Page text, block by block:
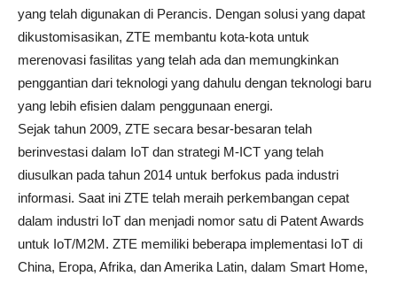
yang telah digunakan di Perancis. Dengan solusi yang dapat
dikustomisasikan, ZTE membantu kota-kota untuk
merenovasi fasilitas yang telah ada dan memungkinkan
penggantian dari teknologi yang dahulu dengan teknologi baru
yang lebih efisien dalam penggunaan energi.
Sejak tahun 2009, ZTE secara besar-besaran telah
berinvestasi dalam IoT dan strategi M-ICT yang telah
diusulkan pada tahun 2014 untuk berfokus pada industri
informasi. Saat ini ZTE telah meraih perkembangan cepat
dalam industri IoT dan menjadi nomor satu di Patent Awards
untuk IoT/M2M. ZTE memiliki beberapa implementasi IoT di
China, Eropa, Afrika, dan Amerika Latin, dalam Smart Home,